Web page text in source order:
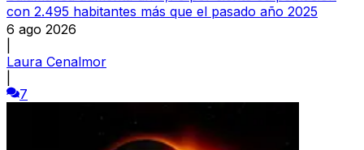
con 2.495 habitantes más que el pasado año 2025
6 ago 2026
Laura Cenalmor
7